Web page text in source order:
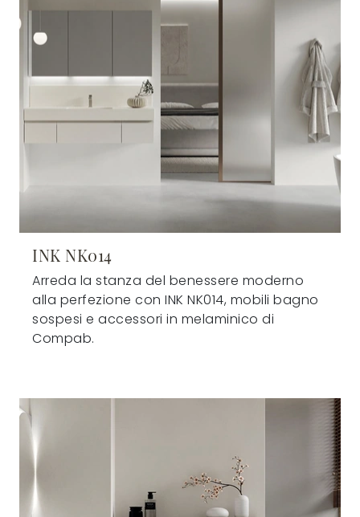
INK NK014
Arreda la stanza del benessere moderno
alla perfezione con INK NK014, mobili bagno
sospesi e accessori in melaminico di
Compab.